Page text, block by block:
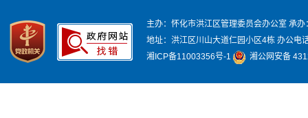
主办：怀化市洪江区管理委员会办公室 承办
地址：洪江区川山大道仁园小区4栋 办公电
湘ICP备11003356号-1
湘公网安备